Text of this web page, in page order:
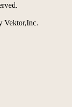
Vektor,Inc.